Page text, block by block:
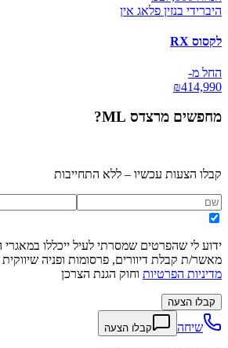
היברידי בנזין פלאג אין
לקסוס RX
החל מ-
₪414,990
מחפשים מרצדס ML ?
קבלו הצעות עכשיו – ללא התחייבות
ידוע לי שהפרטים שמסרתי לעיל ייכללו במאגרי
מאשר/ת קבלת דיוורים, פרסומות ופניה
מדיניות הפרטיות וחוק הגנת הצרכן
קבלו הצעה
שיחה קבלו הצעה